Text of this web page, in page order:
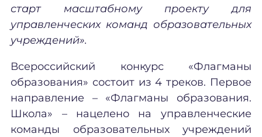
старт масштабному проекту для
управленческих команд образовательных
учреждений».
Всероссийский конкурс «Флагманы
образования» состоит из 4 треков. Первое
направление – «Флагманы образования.
Школа» – нацелено на управленческие
команды образовательных учреждений